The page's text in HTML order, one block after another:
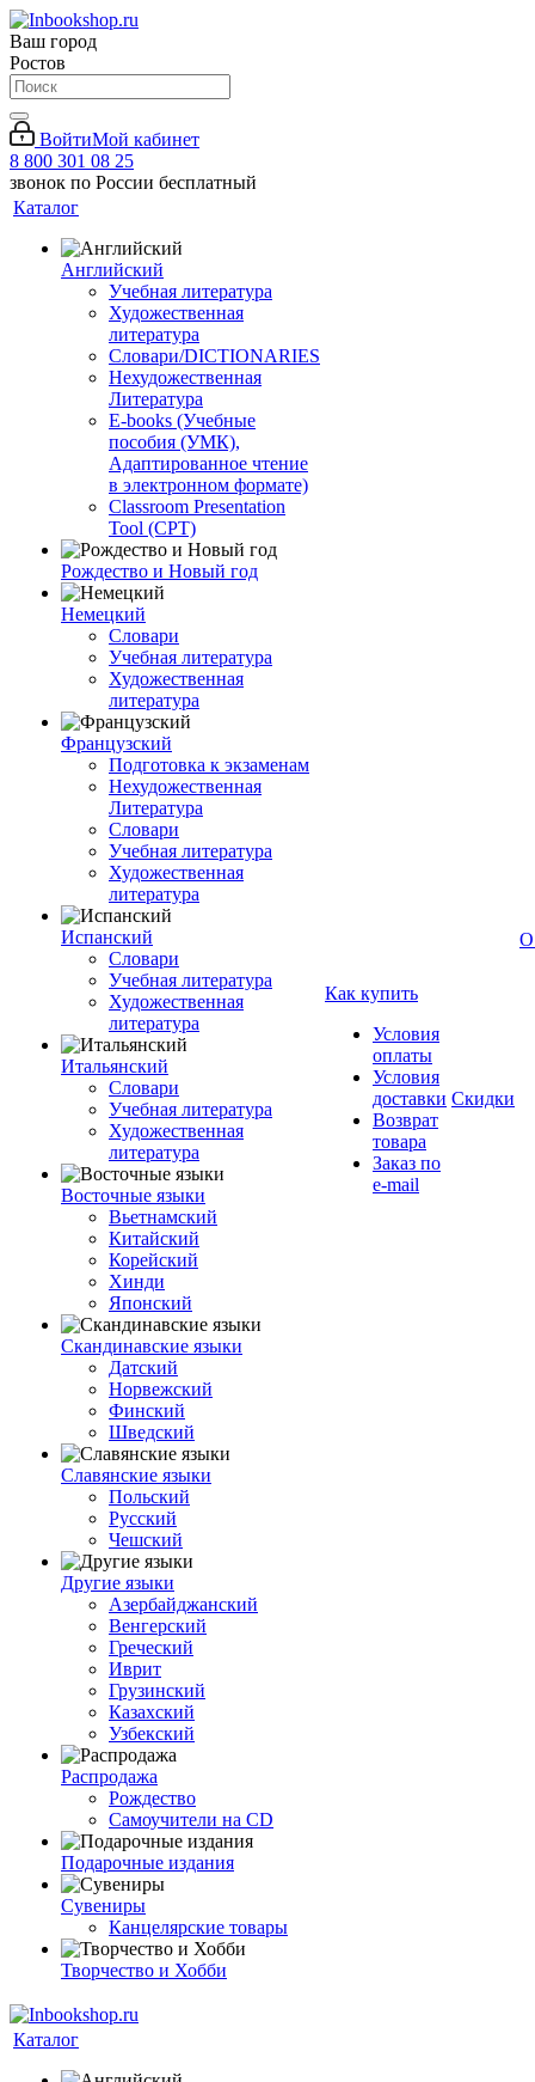
Ваш город
Ростов
ВойтиМой кабинет
8 800 301 08 25
звонок по России бесплатный
Каталог
Английский
Учебная литература
Художественная
литература
Словари/DICTIONARIES
Нехудожественная
Литература
E-books (Учебные
пособия (УМК),
Адаптированное чтение
в электронном формате)
Classroom Presentation
Tool (CPT)
Рождество и Новый год
Немецкий
Словари
Учебная литература
Художественная
литература
Французский
Подготовка к экзаменам
Нехудожественная
Литература
Словари
Учебная литература
Художественная
литература
Испанский
Словари
Учебная литература
Художественная
литература
Итальянский
Словари
Учебная литература
Художественная
литература
Восточные языки
Вьетнамский
Китайский
Корейский
Хинди
Японский
Скандинавские языки
Датский
Норвежский
Финский
Шведский
Славянские языки
Польский
Русский
Чешский
Другие языки
Азербайджанский
Венгерский
Греческий
Иврит
Грузинский
Казахский
Узбекский
Распродажа
Рождество
Самоучители на CD
Подарочные издания
Сувениры
Канцелярские товары
Творчество и Хобби
Как купить
Условия
оплаты
Условия
доставки
Возврат
товара
Заказ по
e-mail
Скидки
О
Каталог